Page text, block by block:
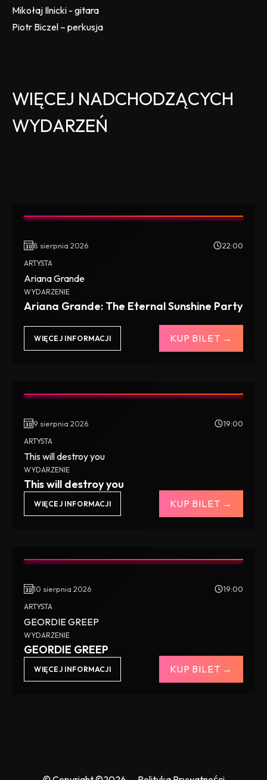
Mikołaj Ilnicki - gitara
Piotr Biczel – perkusja
WIĘCEJ NADCHODZĄCYCH
WYDARZEŃ
8 sierpnia 2026 22:00
ARTYSTA
Ariana Grande
WYDARZENIE
Ariana Grande: The Eternal Sunshine Party
WIĘCEJ INFORMACJI KUP BILET →
9 sierpnia 2026 19:00
ARTYSTA
This will destroy you
WYDARZENIE
This will destroy you
WIĘCEJ INFORMACJI KUP BILET →
10 sierpnia 2026 19:00
ARTYSTA
GEORDIE GREEP
WYDARZENIE
GEORDIE GREEP
WIĘCEJ INFORMACJI KUP BILET →